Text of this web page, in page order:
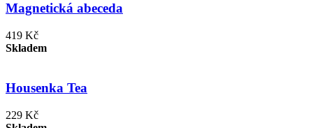
Magnetická abeceda
419 Kč
Skladem
Housenka Tea
229 Kč